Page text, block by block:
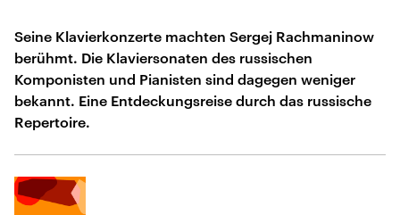
Seine Klavierkonzerte machten Sergej Rachmaninow
berühmt. Die Klaviersonaten des russischen
Komponisten und Pianisten sind dagegen weniger
bekannt. Eine Entdeckungsreise durch das russische
Repertoire.